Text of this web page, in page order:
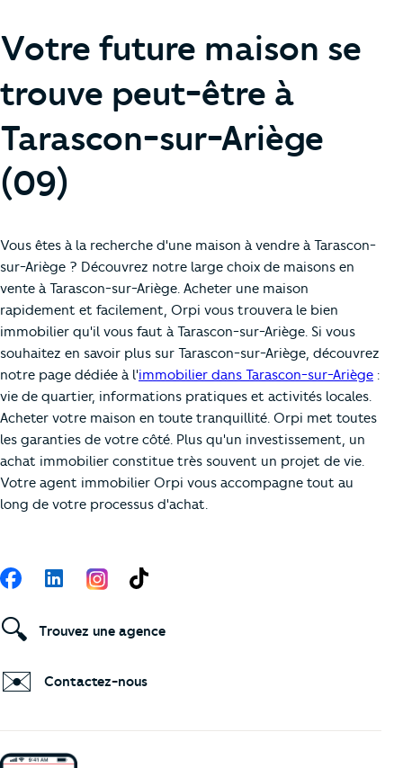
Votre future maison se
trouve peut-être à
Tarascon-sur-Ariège
(09)
Vous êtes à la recherche d'une maison à vendre à Tarascon-
sur-Ariège ? Découvrez notre large choix de maisons en
vente à Tarascon-sur-Ariège. Acheter une maison
rapidement et facilement, Orpi vous trouvera le bien
immobilier qu'il vous faut à Tarascon-sur-Ariège. Si vous
souhaitez en savoir plus sur Tarascon-sur-Ariège, découvrez
notre page dédiée à l'immobilier dans Tarascon-sur-Ariège :
vie de quartier, informations pratiques et activités locales.
Acheter votre maison en toute tranquillité. Orpi met toutes
les garanties de votre côté. Plus qu'un investissement, un
achat immobilier constitue très souvent un projet de vie.
Votre agent immobilier Orpi vous accompagne tout au
long de votre processus d'achat.
Suivez-nous
FacebookLinkedIn TikTok
🔍 Trouvez une agence
✉️ Contactez-nous